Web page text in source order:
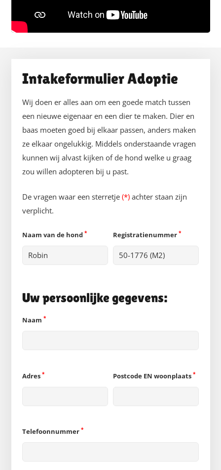
Intakeformulier Adoptie
Wij doen er alles aan om een goede match tussen
een nieuwe eigenaar en een dier te maken. Dier en
baas moeten goed bij elkaar passen, anders maken
ze elkaar ongelukkig. Middels onderstaande vragen
kunnen wij alvast kijken of de hond welke u graag
zou willen adopteren bij u past.
De vragen waar een sterretje (*) achter staan zijn
verplicht.
Naam van de hond * Registratienummer *
Uw persoonlijke gegevens:
Naam *
Adres * Postcode EN woonplaats *
Telefoonnummer *